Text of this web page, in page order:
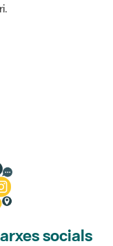
valoracions és de 0
socials